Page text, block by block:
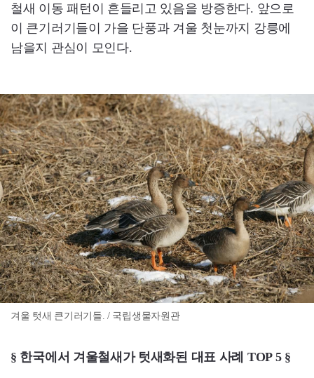
철새 이동 패턴이 흔들리고 있음을 방증한다. 앞으로
이 큰기러기들이 가을 단풍과 겨울 첫눈까지 강릉에
남을지 관심이 모인다.
겨울 텃새 큰기러기들. / 국립생물자원관
§ 한국에서 겨울철새가 텃새화된 대표 사례 TOP 5 §